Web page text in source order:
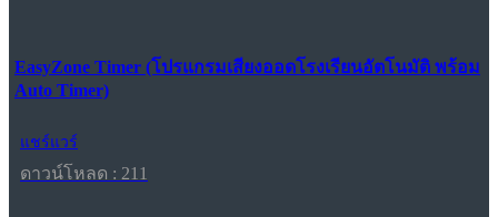
EasyZone Timer (โปรแกรมเสียงออดโรงเรียนอัตโนมัติ พร้อม
Auto Timer)
แชร์แวร์
ดาวน์โหลด : 211